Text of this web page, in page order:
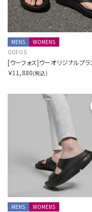
MENS
WOMENS
OOFOS
￥11,880(税込)
MENS
WOMENS